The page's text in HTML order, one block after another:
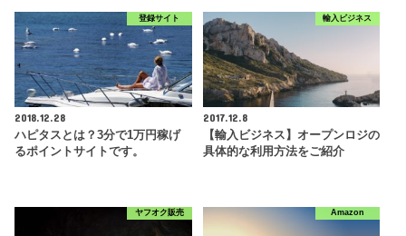
登録サイト
2018.12.28
ハピタスとは？3分で1万円稼げ
るポイントサイトです。
輸入ビジネス
2017.12.8
【輸入ビジネス】オープンロジの
具体的な利用方法をご紹介
ヤフオク販売 Amazon